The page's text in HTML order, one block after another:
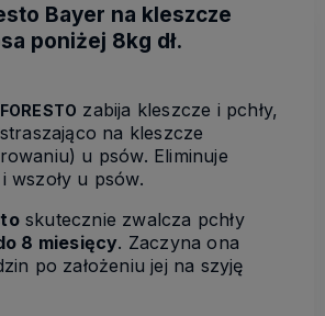
Bayer na kleszcze
poniżej 8kg dł.
zabija kleszcze i pchły,
na kleszcze
u psów. Eliminuje
wszoły u psów.
skutecznie zwalcza pchły
8 miesięcy. Zaczyna ona
po założeniu jej na szyję